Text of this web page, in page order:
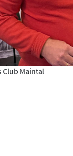
Club Maintal